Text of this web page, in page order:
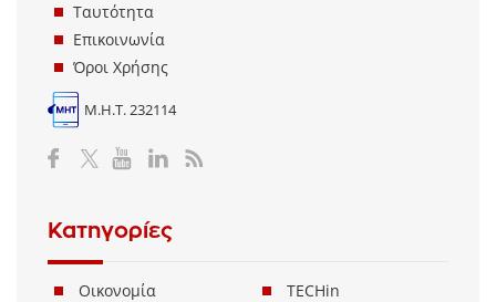
Ταυτότητα
Επικοινωνία
Όροι Χρήσης
Μ.Η.Τ. 232114
Κατηγορίες
Οικονομία TECHin